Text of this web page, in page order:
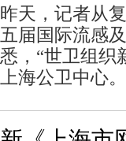
昨天，记者从
五届国际流感
悉，“世卫组织
上海公卫中心。